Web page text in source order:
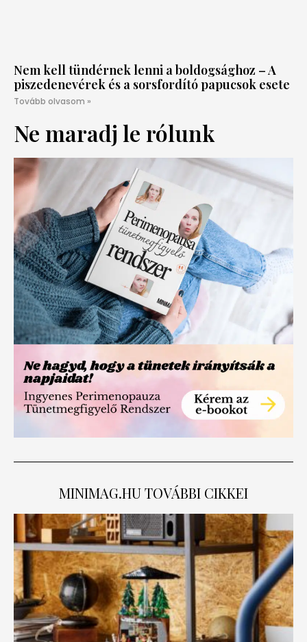
Nem kell tündérnek lenni a boldogsághoz – A
piszedenevérek és a sorsfordító papucsok esete
Tovább olvasom »
Ne maradj le rólunk
MINIMAG.HUTOVÁBBI CIKKEI